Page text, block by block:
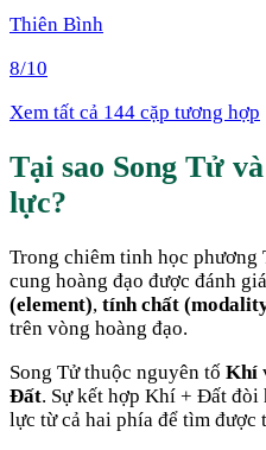
Thiên Bình
8/10
Xem tất cả 144 cặp tương hợp
Tại sao Song Tử và
lực?
Trong chiêm tinh học phương
cung hoàng đạo được đánh
(element), tính chất
trên vòng hoàng đạo.
Song Tửthuộc nguyên tố Khí
Đất. Sự kết hợp Khí + Đất đòi
lực từ cả hai phía để tìm được